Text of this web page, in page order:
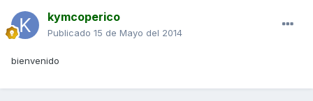
kymcoperico
Publicado 15 de Mayo del 2014
bienvenido